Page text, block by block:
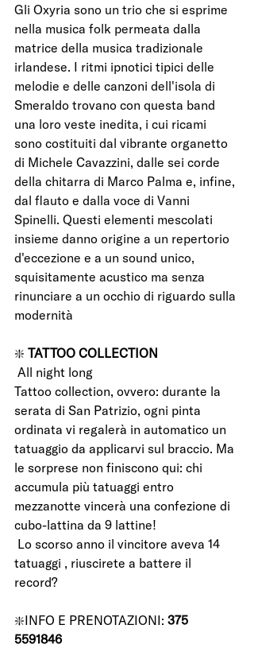
Gli Oxyria sono un trio che si esprime
nella musica folk permeata dalla
matrice della musica tradizionale
irlandese. I ritmi ipnotici tipici delle
melodie e delle canzoni dell'isola di
Smeraldo trovano con questa band
una loro veste inedita, i cui ricami
sono costituiti dal vibrante organetto
di Michele Cavazzini, dalle sei corde
della chitarra di Marco Palma e, infine,
dal flauto e dalla voce di Vanni
Spinelli. Questi elementi mescolati
insieme danno origine a un repertorio
d'eccezione e a un sound unico,
squisitamente acustico ma senza
rinunciare a un occhio di riguardo sulla
modernità
❇️ TATTOO COLLECTION
All night long
Tattoo collection, ovvero: durante la
serata di San Patrizio, ogni pinta
ordinata vi regalerà in automatico un
tatuaggio da applicarvi sul braccio. Ma
le sorprese non finiscono qui: chi
accumula più tatuaggi entro
mezzanotte vincerà una confezione di
cubo-lattina da 9 lattine!
Lo scorso anno il vincitore aveva 14
tatuaggi , riuscirete a battere il
record?
❇️INFO E PRENOTAZIONI: 375
5591846